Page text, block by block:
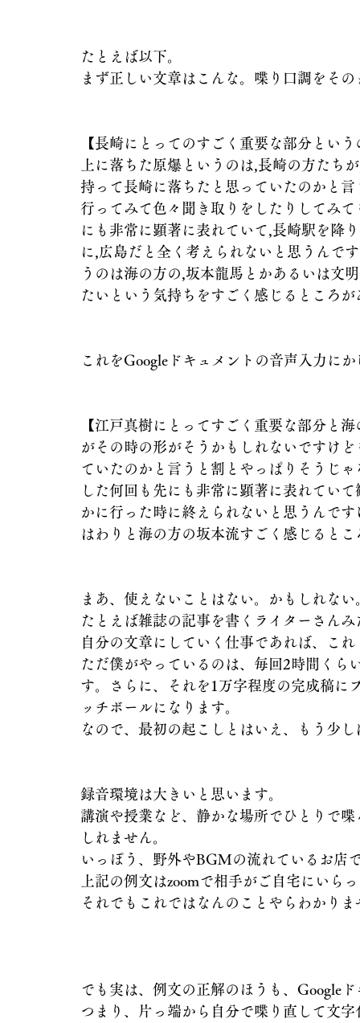
たとえば以下。
まず正しい文章はこんな。喋り口調をそ
【長崎にとってのすごく重要な部分とい
上に落ちた原爆というのは,長崎の方たち
持って長崎に落ちたと思っていたのかと
行ってみて色々聞き取りをしたりしてみ
にも非常に顕著に表れていて,長崎駅を降
に,広島だと全く考えられないと思うんで
うのは海の方の,坂本龍馬とかあるいは文
たいという気持ちをすごく感じるところが
これをGoogleドキュメントの音声入力に
【江戸真樹にとってすごく重要な部分と
がその時の形がそうかもしれないですけ
ていたのかと言うと割とやっぱりそうじ
した何回も先にも非常に顕著に表れてい
かに行った時に終えられないと思うんで
はわりと海の方の坂本流すごく感じると
まあ、使えないことはない。かもしれない
たとえば雑誌の記事を書くライターさん
自分の文章にしていく仕事であれば、こ
ただ僕がやっているのは、毎回2時間くら
す。さらに、それを1万字程度の完成稿に
ッチボールになります。
なので、最初の起こしとはいえ、もう少
録音環境は大きいと思います。
講演や授業など、静かな場所でひとりで
しれません。
いっぽう、野外やBGMの流れているお店
上記の例文はzoomで相手がご自宅にいら
それでもこれではなんのことやらわかりま
でも実は、例文の正解のほうも、Google
つまり、片っ端から自分で喋り直して文